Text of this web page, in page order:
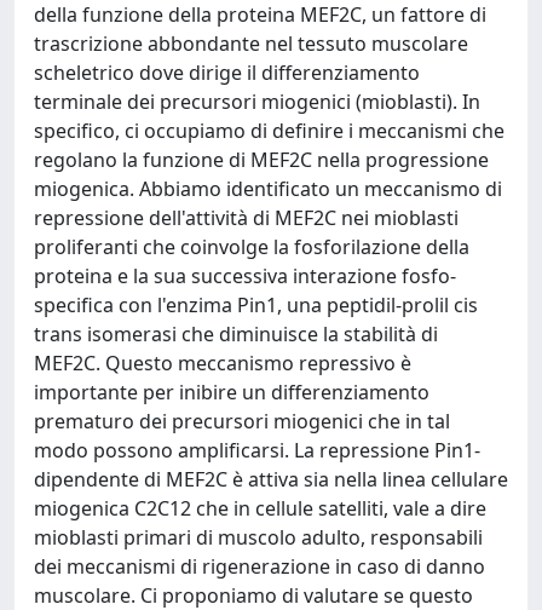
della funzione della proteina MEF2C, un fattore di
trascrizione abbondante nel tessuto muscolare
scheletrico dove dirige il differenziamento
terminale dei precursori miogenici (mioblasti). In
specifico, ci occupiamo di definire i meccanismi che
regolano la funzione di MEF2C nella progressione
miogenica. Abbiamo identificato un meccanismo di
repressione dell'attività di MEF2C nei mioblasti
proliferanti che coinvolge la fosforilazione della
proteina e la sua successiva interazione fosfo-
specifica con l'enzima Pin1, una peptidil-prolil cis
trans isomerasi che diminuisce la stabilità di
MEF2C. Questo meccanismo repressivo è
importante per inibire un differenziamento
prematuro dei precursori miogenici che in tal
modo possono amplificarsi. La repressione Pin1-
dipendente di MEF2C è attiva sia nella linea cellulare
miogenica C2C12 che in cellule satelliti, vale a dire
mioblasti primari di muscolo adulto, responsabili
dei meccanismi di rigenerazione in caso di danno
muscolare. Ci proponiamo di valutare se questo